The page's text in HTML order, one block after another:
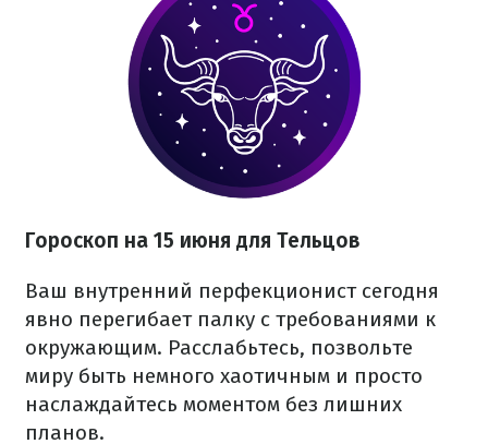
Гороскоп на 15 июня для Тельцов
Ваш внутренний перфекционист сегодня
явно перегибает палку с требованиями к
окружающим. Расслабьтесь, позвольте
миру быть немного хаотичным и просто
наслаждайтесь моментом без лишних
планов.